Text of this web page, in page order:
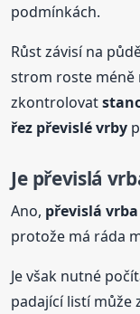
podmínkách.
Růst závisí na
strom roste méně
zkontrolovat
řez převislé vrby
Je převislá
Ano, převislávrba
protože má ráda
Je však nutné
padající listí může